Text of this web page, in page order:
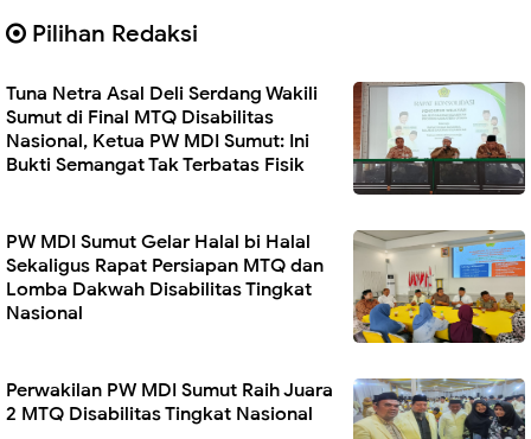
Pilihan Redaksi
Tuna Netra Asal Deli Serdang Wakili
Sumut di Final MTQ Disabilitas
Nasional, Ketua PW MDI Sumut: Ini
Bukti Semangat Tak Terbatas Fisik
PW MDI Sumut Gelar Halal bi Halal
Sekaligus Rapat Persiapan MTQ dan
Lomba Dakwah Disabilitas Tingkat
Nasional
Perwakilan PW MDI Sumut Raih Juara
2 MTQ Disabilitas Tingkat Nasional